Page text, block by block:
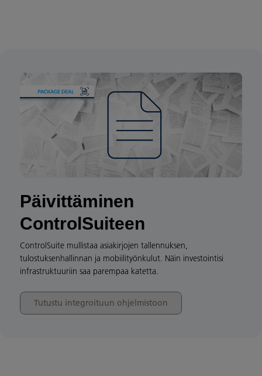
Päivittäminen
ControlSuiteen
ControlSuite mullistaa asiakirjojen tallennuksen,
tulostuksenhallinnan ja mobiilityönkulut. Näin investointisi
infrastruktuuriin saa parempaa katetta.
Tutustu integroituun ohjelmistoon